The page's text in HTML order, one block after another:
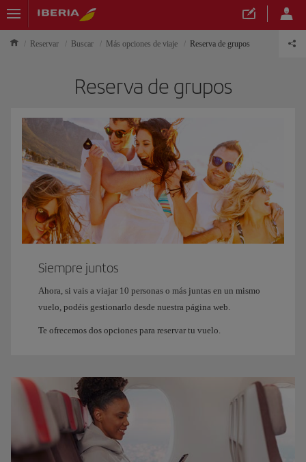
Reservar Buscar Más opciones de viaje Reserva de grupos
Reserva de grupos
Siempre juntos
Ahora, si vais a viajar 10 personas o más juntas en un mismo
vuelo, podéis gestionarlo desde nuestra página web.
Te ofrecemos dos opciones para reservar tu vuelo.